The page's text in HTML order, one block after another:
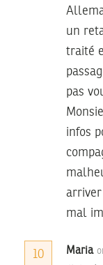
un
traité
pas
infos
arriver
mal
10 Maria